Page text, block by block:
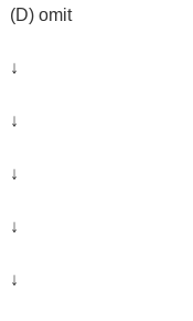
(D) omit
↓
↓
↓
↓
↓